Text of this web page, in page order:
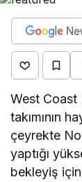
West Coast
takımının
çeyrekte
yaptığı
bekleyiş